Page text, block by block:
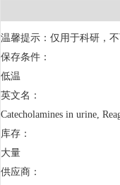
温馨提示：仅用于科研，
保存条件：
低温
英文名：
Catecholamines in urine,
库存：
大量
供应商：